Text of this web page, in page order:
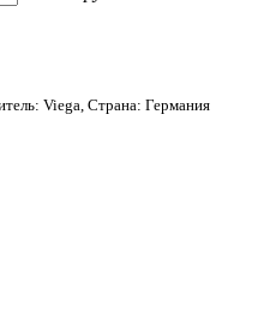
Viega, Страна: Германия